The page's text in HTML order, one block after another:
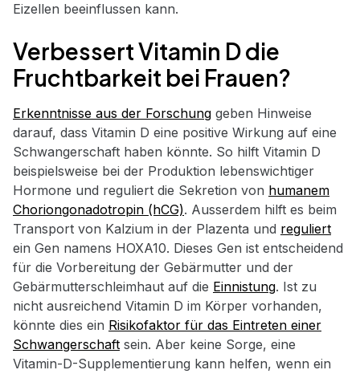
Eizellen beeinflussen kann.
Verbessert Vitamin D die
Fruchtbarkeit bei Frauen?
Erkenntnisse aus der Forschung geben Hinweise
darauf, dass Vitamin D eine positive Wirkung auf eine
Schwangerschaft haben könnte. So hilft Vitamin D
beispielsweise bei der Produktion lebenswichtiger
Hormone und reguliert die Sekretion von humanem
Choriongonadotropin (hCG). Ausserdem hilft es beim
Transport von Kalzium in der Plazenta und reguliert
ein Gen namens HOXA10. Dieses Gen ist entscheidend
für die Vorbereitung der Gebärmutter und der
Gebärmutterschleimhaut auf die Einnistung. Ist zu
nicht ausreichend Vitamin D im Körper vorhanden,
könnte dies ein Risikofaktor für das Eintreten einer
Schwangerschaft sein. Aber keine Sorge, eine
Vitamin-D-Supplementierung kann helfen, wenn ein